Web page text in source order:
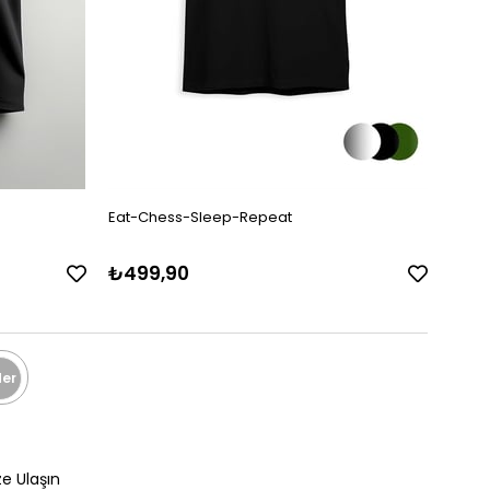
Eat-Chess-Sleep-Repeat
₺499,90
Ulaşın